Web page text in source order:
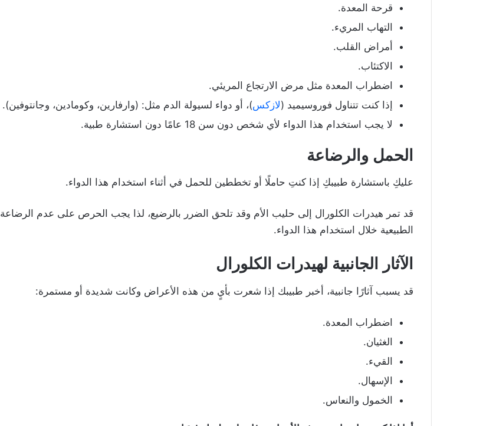
قرحة المعدة.
التهاب المريء.
أمراض القلب.
الاكتئاب.
اضطراب المعدة مثل مرض الارتجاع المريئي.
إذا كنت تتناول فوروسيميد (لازكس)، أو دواء لسيولة الدم مثل: (وارفارين، وكومادين، وجانتوفين).
لا يجب استخدام هذا الدواء لأي شخص دون سن 18 عامًا دون استشارة طبية.
الحمل والرضاعة
عليكِ باستشارة طبيبكِ إذا كنتِ حاملًا أو تخططين للحمل في أثناء استخدام هذا الدواء.
قد تمر هيدرات الكلورال إلى حليب الأم وقد تلحق الضرر بالرضيع، لذا يجب الحرص على عدم الرضاعة
الطبيعية خلال استخدام هذا الدواء.
الآثار الجانبية لهيدرات الكلورال
قد يسبب آثارًا جانبية، أخبر طبيبك إذا شعرت بأيٍ من هذه الأعراض وكانت شديدة أو مستمرة:
اضطراب المعدة.
الغثيان.
القيء.
الإسهال.
الخمول والنعاس.